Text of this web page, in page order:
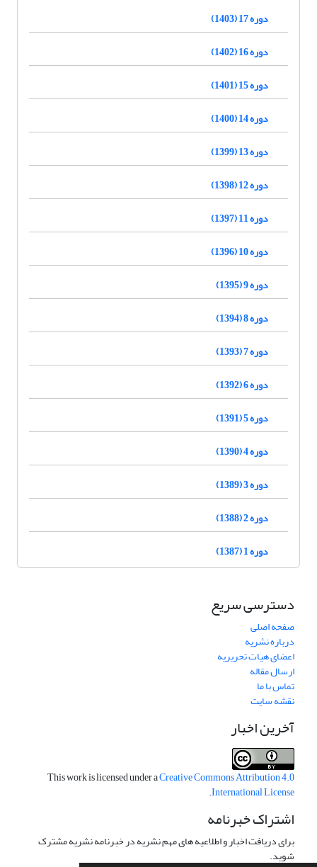
دوره 17 (1403)
دوره 16 (1402)
دوره 15 (1401)
دوره 14 (1400)
دوره 13 (1399)
دوره 12 (1398)
دوره 11 (1397)
دوره 10 (1396)
دوره 9 (1395)
دوره 8 (1394)
دوره 7 (1393)
دوره 6 (1392)
دوره 5 (1391)
دوره 4 (1390)
دوره 3 (1389)
دوره 2 (1388)
دوره 1 (1387)
دسترسی سریع
صفحه اصلی
درباره نشریه
اعضای هیات تحریریه
ارسال مقاله
تماس با ما
نقشه سایت
آخرین اخبار
This work is licensed under aCreative Commons Attribution 4.0
International License
.
اشتراک خبرنامه
برای دریافت اخبار و اطلاعیه های مهم نشریه در خبرنامه نشریه مشترک
شوید.